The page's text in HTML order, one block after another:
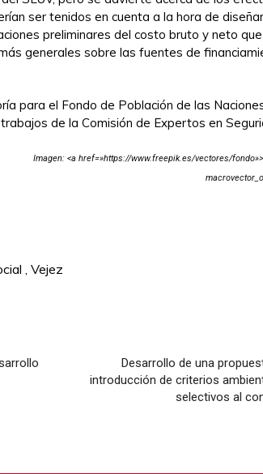
ser tenidos en cuenta a la hora de
preliminares del costo bruto y neto
generales sobre las fuentes de
para el Fondo de Población de las
de la Comisión de Expertos en
Imagen: <a href=»https://www.freepik.es/vectores/
, Vejez
Desarrollo de una
introducción de criterios
selectivos al